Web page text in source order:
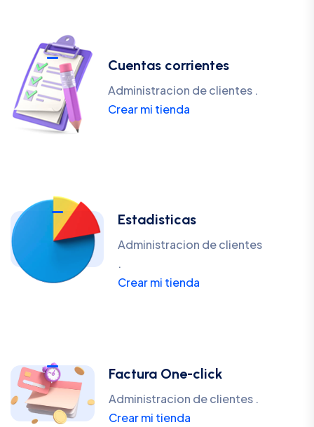
Cuentas corrientes
Administracion de clientes .
Crear mi tienda
Estadisticas
Administracion de clientes
.
Crear mi tienda
Factura One-click
Administracion de clientes .
Crear mi tienda